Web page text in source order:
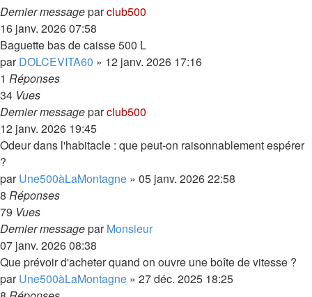
Dernier messageparclub500
16 janv. 2026 07:58
Baguette bas de caisse 500 L
parDOLCEVITA60 » 12 janv. 2026 17:16
1 Réponses
34 Vues
Dernier messageparclub500
12 janv. 2026 19:45
Odeur dans l'habitacle : que peut-on raisonnablement espérer
?
parUne500àLaMontagne » 05 janv. 2026 22:58
8 Réponses
79 Vues
Dernier messageparMonsieur
07 janv. 2026 08:38
Que prévoir d'acheter quand on ouvre une boîte de vitesse ?
parUne500àLaMontagne » 27 déc. 2025 18:25